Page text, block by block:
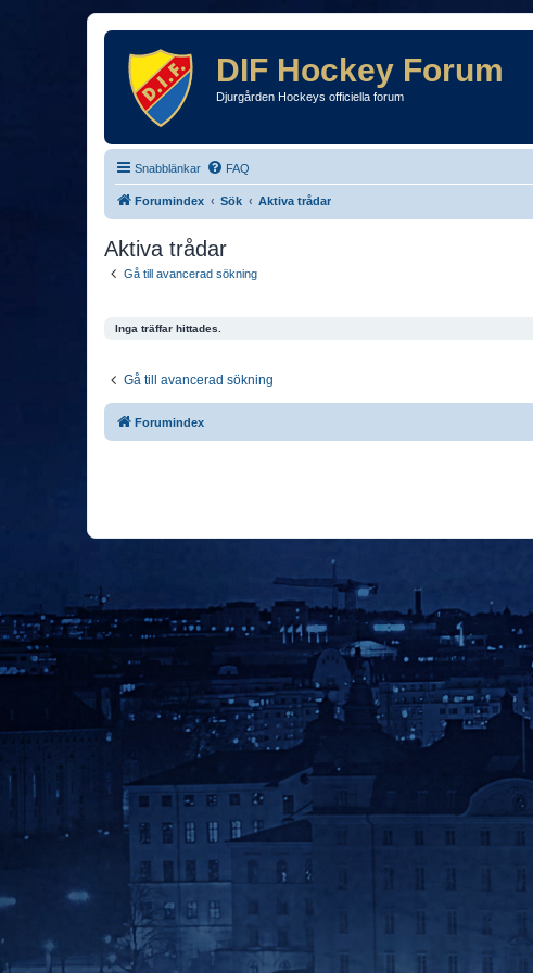
DIF Hockey Forum
Djurgården Hockeys officiella forum
Snabblänkar FAQ
Forumindex Sök Aktiva trådar
Aktiva trådar
Gå till avancerad sökning
Inga träffar hittades.
Gå till avancerad sökning
Forumindex